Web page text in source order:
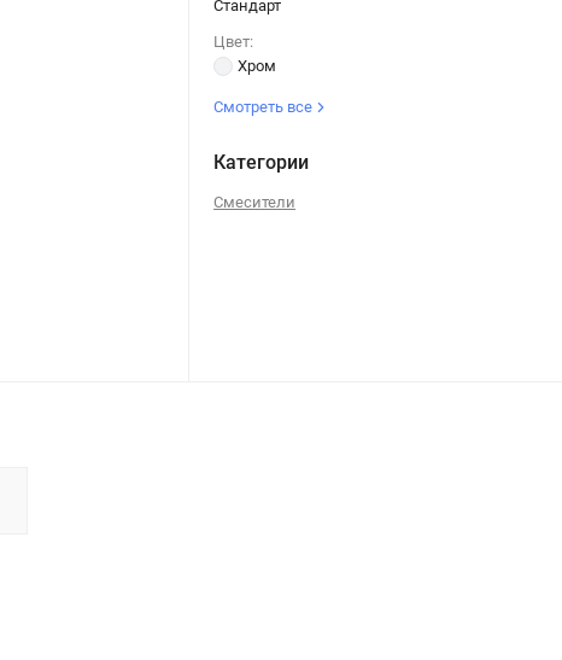
Стандарт
Цвет:
Хром
Смотреть все
Категории
Смесители